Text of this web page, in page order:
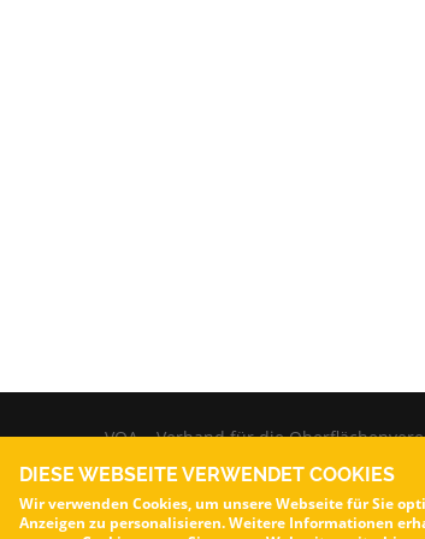
VOA – Verband für die
Kontakt-Impressum-Datenschutzerklärung
DIESE WEBSEITE VERWENDET COOKIES
Wir verwenden Cookies, um unsere Webseite für Sie
Anzeigen zu personalisieren. Weitere Informationen